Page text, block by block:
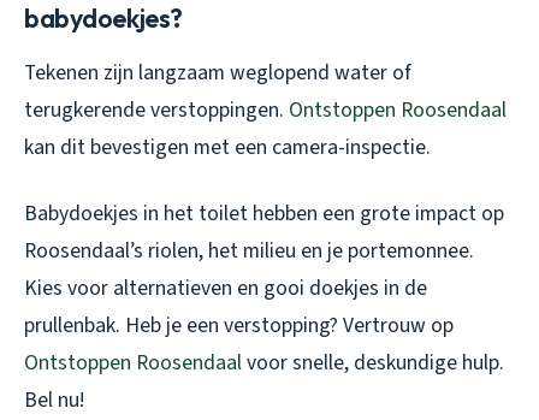
babydoekjes?
Tekenen zijn langzaam weglopend water of
terugkerende verstoppingen. Ontstoppen Roosendaal
kan dit bevestigen met een camera-inspectie.
Babydoekjes in het toilet hebben een grote impact op
Roosendaal’s riolen, het milieu en je portemonnee.
Kies voor alternatieven en gooi doekjes in de
prullenbak. Heb je een verstopping? Vertrouw op
Ontstoppen Roosendaalvoor snelle, deskundige hulp.
Bel nu!